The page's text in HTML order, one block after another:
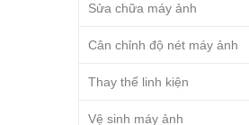
Sửa chữa máy ảnh
Cân chỉnh độ nét máy ảnh
Thay thế linh kiện
Vệ sinh máy ảnh